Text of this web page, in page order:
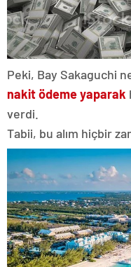
Peki, Bay Sakaguchi
nakit ödeme yaparak
verdi.
Tabii, bu alım hiçbir